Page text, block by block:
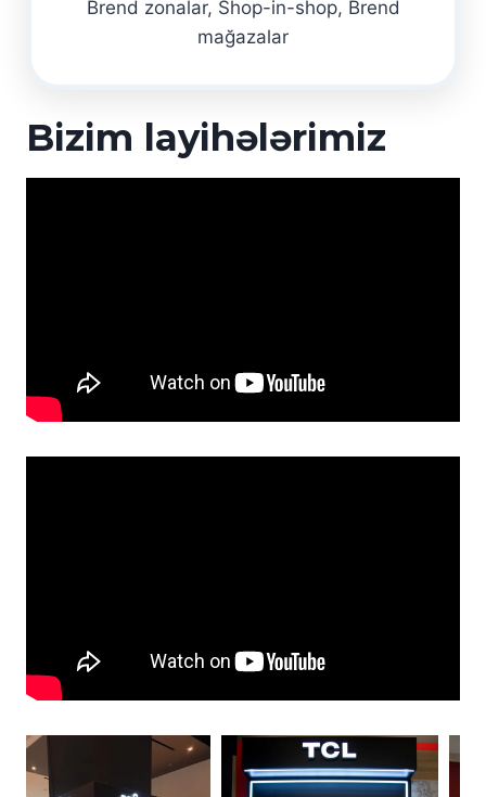
Brend zonalar, Shop-in-shop, Brend
mağazalar
Bizim layihələrimiz